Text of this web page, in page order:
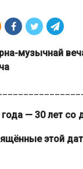
музычнай
года — 30 лет
этой